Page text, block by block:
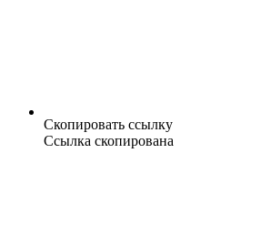
Скопировать ссылку
Ссылка скопирована